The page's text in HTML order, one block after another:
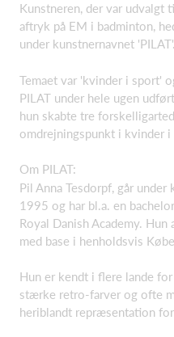
Kunstneren, der var
aftryk på EM i badminton,
under kunstnernavnet 'PILAT'.
Temaet var 'kvinder i sport'
PILAT under hele ugen
hun skabte tre
omdrejningspunkt i kvinder i
Om PILAT:
Pil Anna Tesdorpf, går
1995 og har bl.a. en
Royal Danish Academy.
med base i henholdsvis
Hun er kendt i flere lande
stærke retro-farver og ofte
heriblandt repræsentation